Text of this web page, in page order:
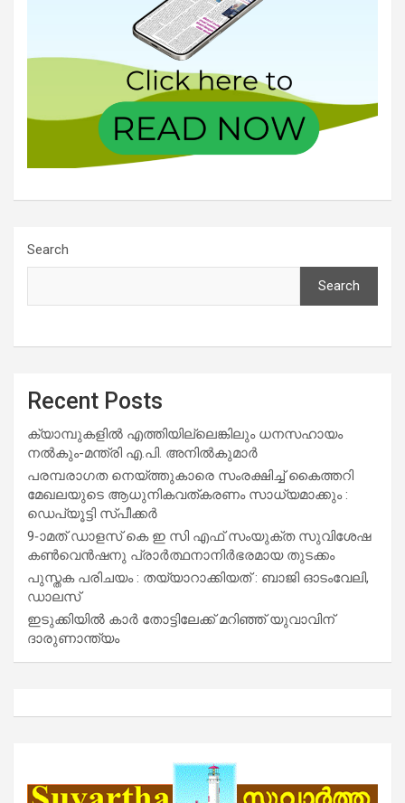
Search
Search
Recent Posts
ക്യാമ്പുകളിൽ എത്തിയില്ലെങ്കിലും ധനസഹായം
നൽകും-മന്ത്രി എ.പി. അനിൽകുമാർ
പരമ്പരാഗത നെയ്ത്തുകാരെ സംരക്ഷിച്ച് കൈത്തറി
മേഖലയുടെ ആധുനികവത്കരണം സാധ്യമാക്കും :
ഡെപ്യൂട്ടി സ്പീക്കർ
9-ാമത് ഡാളസ് കെ ഇ സി എഫ് സംയുക്ത സുവിശേഷ
കൺവെൻഷനു പ്രാർത്ഥനാനിർഭരമായ തുടക്കം
പുസ്തക പരിചയം : തയ്യാറാക്കിയത് : ബാജി ഓടംവേലി,
ഡാലസ്
ഇടുക്കിയിൽ കാർ തോട്ടിലേക്ക് മറിഞ്ഞ് യുവാവിന്
ദാരുണാന്ത്യം